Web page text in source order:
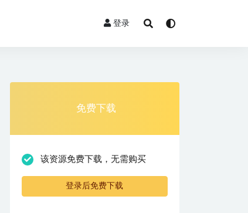
登录
免费下载
该资源免费下载，无需购买
登录后免费下载